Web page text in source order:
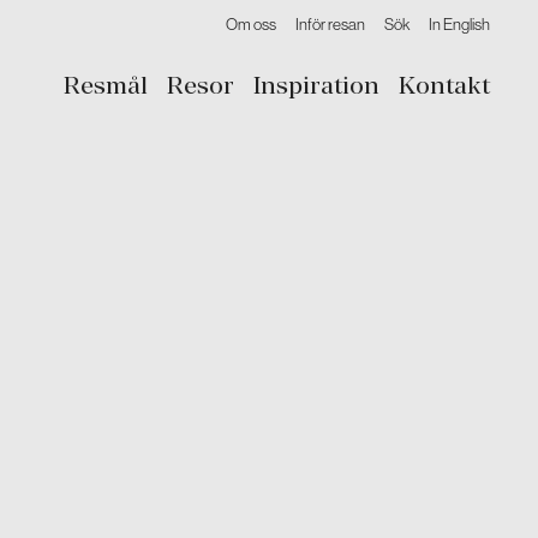
Om oss Inför resan Sök In English
Resmål Resor Inspiration Kontakt